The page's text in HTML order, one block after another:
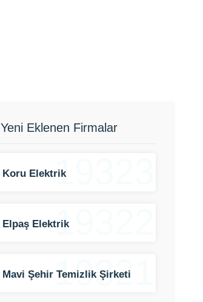
Yeni Eklenen Firmalar
19323
Koru Elektrik
19322
Elpaş Elektrik
19321
Mavi Şehir Temizlik Şirketi